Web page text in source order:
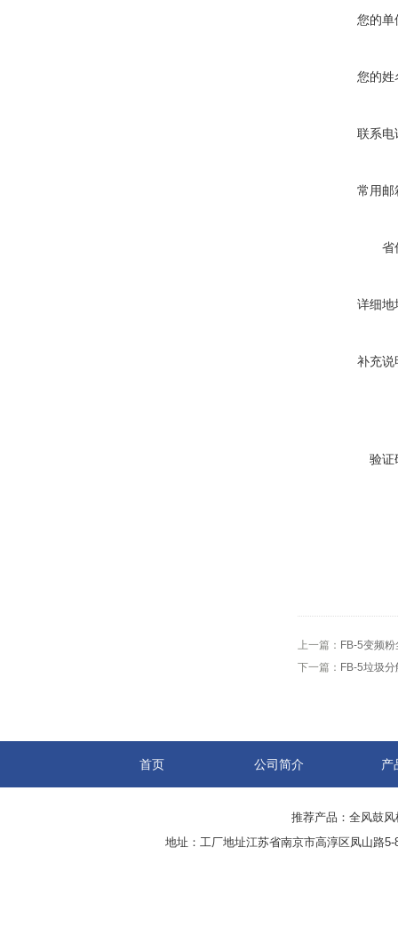
您的单
您的姓
联系电
常用邮
省
详细地
补充说
验证
上一篇： FB-5变频
下一篇： FB-5垃圾
首页 公司简介 产
推荐产品： 全风鼓风
地址：工厂地址江苏省南京市高淳区凤山